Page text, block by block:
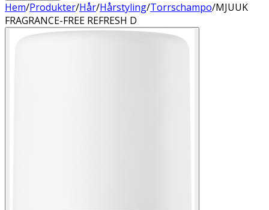
Hem/Produkter/Hår/Hårstyling/Torrschampo/MJUUK
FRAGRANCE-FREE REFRESH D